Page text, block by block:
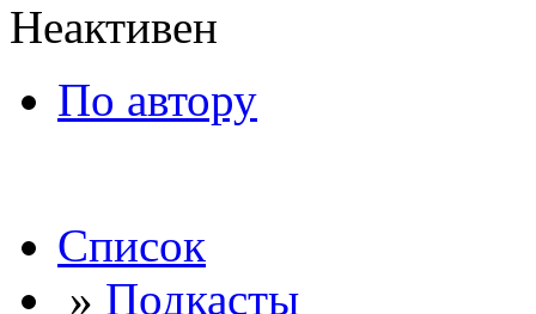
Неактивен
По автору
Список
» Подкасты